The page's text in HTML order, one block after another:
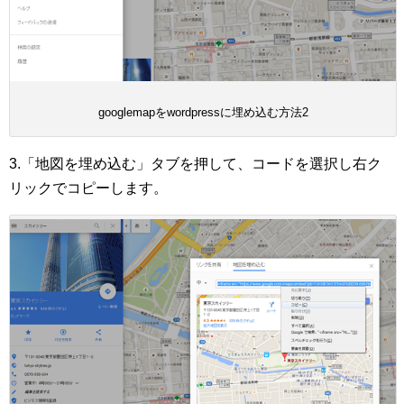
googlemapをwordpressに埋め込む方法2
3.「地図を埋め込む」タブを押して、コードを選択し右ク
リックでコピーします。